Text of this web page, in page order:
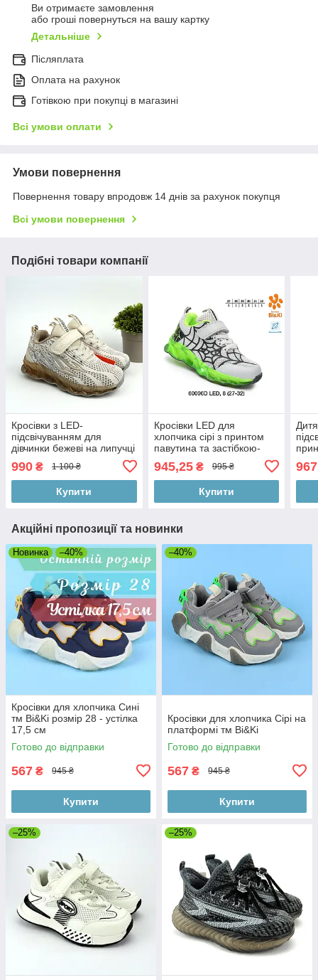
Ви отримаєте замовлення
або гроші повернуться на вашу картку
Детальніше
Післяплата
Оплата на рахунок
Готівкою при покупці в магазині
Всі умови оплати
Умови повернення
Повернення товару впродовж 14 днів за рахунок покупця
Всі умови повернення
Подібні товари компанії
Кросівки з LED-
підсвічуванням для
дівчинки бежеві на липучці
990 ₴ 1 100 ₴
Купити
Кросівки LED для
хлопчика сірі з принтом
павутина та застібкою-
27-32
945,25₴ 995 ₴
Купити
Акційні пропозиції та новинки
Новинка –40%
Кросівки для хлопчика Сині
тм Bi&Ki розмір 28 - устілка
17,5 см
Готово до відправки
567 ₴ 945 ₴
Купити
–40%
Кросівки для хлопчика Сірі на
платформі тм Bi&Ki
Готово до відправки
567 ₴ 945 ₴
Купити
–25% –25%